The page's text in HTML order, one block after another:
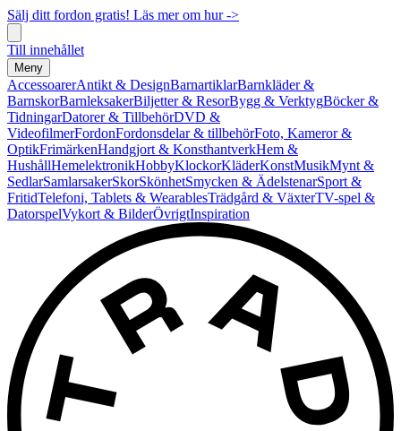
Sälj ditt fordon gratis! Läs mer om hur ->
Till innehållet
Meny
AccessoarerAntikt & DesignBarnartiklarBarnkläder &
BarnskorBarnleksakerBiljetter & ResorBygg & VerktygBöcker &
TidningarDatorer & TillbehörDVD &
VideofilmerFordonFordonsdelar & tillbehörFoto, Kameror &
OptikFrimärkenHandgjort & KonsthantverkHem &
HushållHemelektronikHobbyKlockorKläderKonstMusikMynt &
SedlarSamlarsakerSkorSkönhetSmycken & ÄdelstenarSport &
FritidTelefoni, Tablets & WearablesTrädgård & VäxterTV-spel &
DatorspelVykort & BilderÖvrigtInspiration